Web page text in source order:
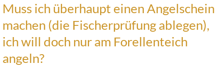
Muss
überhaupt
einen
Angelschein
machen,
Muss ich überhaupt einen Angelschein
machen (die Fischerprüfung ablegen),
ich will doch nur am Forellenteich
angeln?